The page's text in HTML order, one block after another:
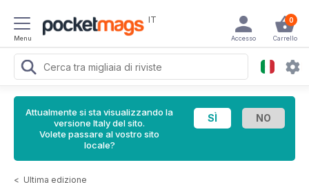
Menu
IT 0
Carrello
Accesso
Attualmente si sta visualizzando la
versione Italy del sito.
Volete passare al vostro sito
locale?
< Ultima edizione